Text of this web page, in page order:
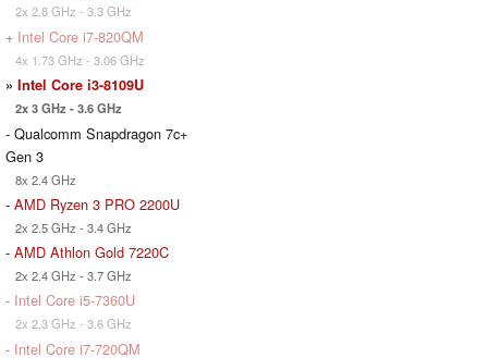
2x 2.8 GHz - 3.3 GHz
+ Intel Core i7-820QM
4x 1.73 GHz - 3.06 GHz
» Intel Core i3-8109U
2x 3 GHz - 3.6 GHz
- Qualcomm Snapdragon 7c+
Gen 3
8x 2.4 GHz
- AMD Ryzen 3 PRO 2200U
2x 2.5 GHz - 3.4 GHz
- AMD Athlon Gold 7220C
2x 2.4 GHz - 3.7 GHz
- Intel Core i5-7360U
2x 2.3 GHz - 3.6 GHz
- Intel Core i7-720QM